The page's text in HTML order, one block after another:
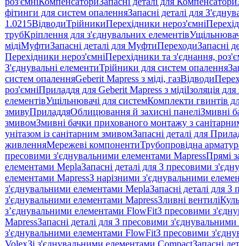
фітинги для систем опаленняЗапасні деталі для
1.0215ВідводиТрійникиПерехідники нероз'ємні
трубКріплення для з'єднувальних елементів
мідіМуфтиЗапасні деталі для МуфтиПереходиЗапасні
Перехідники нероз'ємніПерехідники та з'єднання,
З'єднувальні елементиТрійники для систем опалення
систем опаленняGeberit Mapress з міді, газВідводи
роз'ємніПриладдя для Geberit Mapress з мідіІзоляція
елементівУщільнювачі для системКомплекти гвинтів
змивуПриладдяОблицювання й захисні панеліЗмивні
змивомЗмивні бачки прихованого монтажу з
унітазом із санітарним змивомЗапасні деталі для
живленняМережеві компонентиТрубопровідна
пресовими з'єднувальними елементами MapressПрямі
елементами MeplaЗапасні деталі для З пресовими
елементами MapressЗ нарізними з'єднувальними
з'єднувальними елементами MeplaЗапасні деталі для
з'єднувальними елементами MapressЗливні вентилі
з’єднувальними елементами FlowFitЗ пресовими
MapressЗапасні деталі для З пресовими
з'єднувальними елементами FlowFitЗ пресовими
VolexЗі з'єднувальними елементами CompactЗапасні